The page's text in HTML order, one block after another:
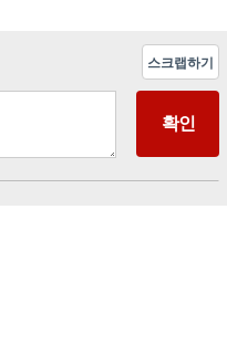
스크랩하기